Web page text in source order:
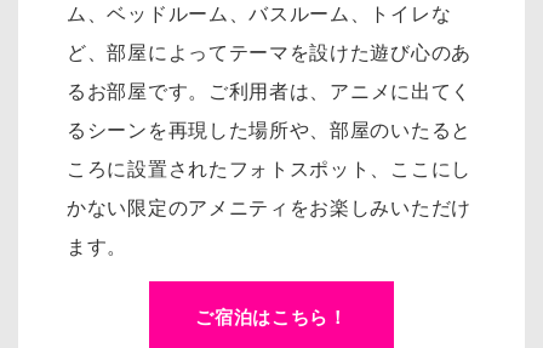
ム、ベッドルーム、バスルーム、トイレな
ど、部屋によってテーマを設けた遊び心のあ
るお部屋です。
ご利用者は、アニメに出てく
るシーンを再現した場所や、部屋のいたると
ころに設置されたフォトスポット、
ここにし
かない限定のアメニティをお楽しみいただけ
ます。
ご宿泊はこちら！